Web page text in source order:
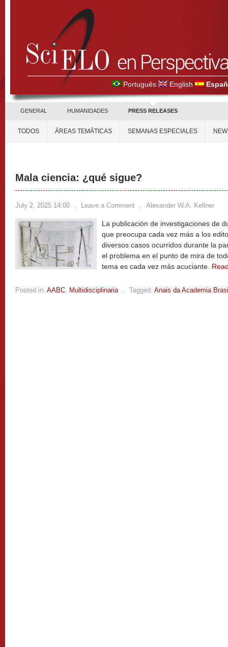
Português English
GENERAL HUMANIDADES PRESS RELEASES
TODOS ÁREAS TEMÁTICAS SEMANAS ESPECIALES
Mala ciencia: ¿qué sigue?
July 2, 2025 14:00 , Leave a Comment , Alexander W.A. Kellner
La publicación de investigaciones de
que preocupa cada vez más a los
diversos casos ocurridos durante la
el problema en el punto de mira de
tema es cada vez más acuciante.
Posted in: AABC, Multidisciplinaria , Tagged: Anais da Academia